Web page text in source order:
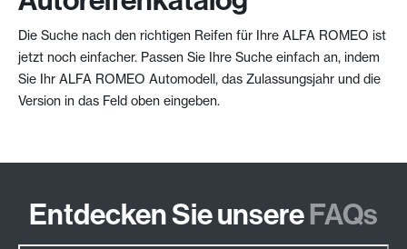
Die Suche nach den richtigen Reifen für Ihre ALFA ROMEO ist
jetzt noch einfacher. Passen Sie Ihre Suche einfach an, indem
Sie Ihr ALFA ROMEO Automodell, das Zulassungsjahr und die
Version in das Feld oben eingeben.
Entdecken Sie unsereFAQs